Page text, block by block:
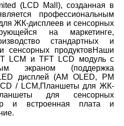
(LCD Mall), созданная в
профессиональным
ЖК-дисплеев и сенсорных
на маркетинге,
стандартных и
сенсорных продуктовНаши
LCM и TFT LCD модуль с
экраном (поддержка
дисплей (AM OLED, PM
/ LCM,Планшеты для ЖК-
для сенсорных
и встроенная плата и